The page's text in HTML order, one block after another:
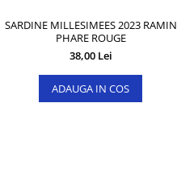
SARDINE MILLESIMEES 2023 RAMIN
PHARE ROUGE
38,00 Lei
ADAUGA IN COS